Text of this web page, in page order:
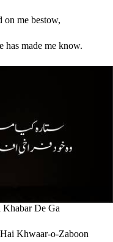
on me bestow,
has made me know.
De Ga
Khwaar-o-Zaboon